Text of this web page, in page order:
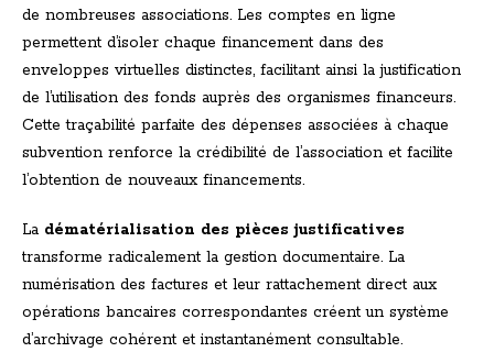
de nombreuses associations. Les comptes en ligne
permettent d’isoler chaque financement dans des
enveloppes virtuelles distinctes, facilitant ainsi la justification
de l’utilisation des fonds auprès des organismes financeurs.
Cette traçabilité parfaite des dépenses associées à chaque
subvention renforce la crédibilité de l’association et facilite
l’obtention de nouveaux financements.
La dématérialisation des pièces justificatives
transforme radicalement la gestion documentaire. La
numérisation des factures et leur rattachement direct aux
opérations bancaires correspondantes créent un système
d’archivage cohérent et instantanément consultable.